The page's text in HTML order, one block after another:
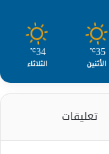
35
℃
الأثنين
34
℃
الثلاثاء
تعليقات